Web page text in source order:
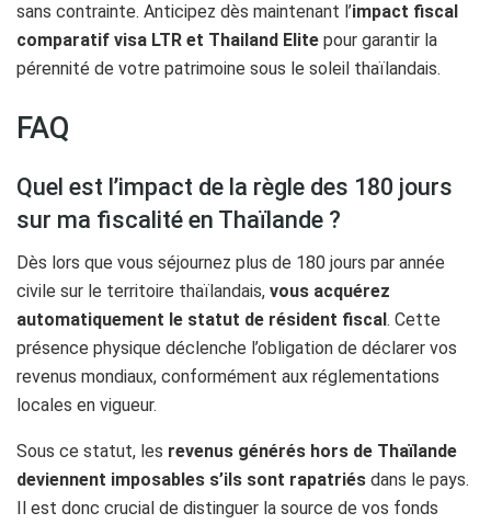
sans contrainte. Anticipez dès maintenant l’impact fiscal
comparatif visa LTR et Thailand Elite pour garantir la
pérennité de votre patrimoine sous le soleil thaïlandais.
FAQ
Quel est l’impact de la règle des 180 jours
sur ma fiscalité en Thaïlande ?
Dès lors que vous séjournez plus de 180 jours par année
civile sur le territoire thaïlandais, vous acquérez
automatiquement le statut de résident fiscal. Cette
présence physique déclenche l’obligation de déclarer vos
revenus mondiaux, conformément aux réglementations
locales en vigueur.
Sous ce statut, les revenus générés hors de Thaïlande
deviennent imposables s’ils sont rapatriés dans le pays.
Il est donc crucial de distinguer la source de vos fonds